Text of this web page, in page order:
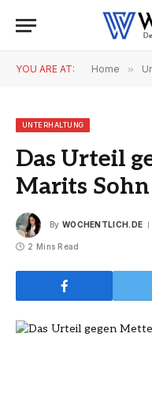
YOU ARE AT: Home »
UNTERHALTUNG
Das Urteil
Marits
By WOCHENTLICH.DE
2 Mins Read